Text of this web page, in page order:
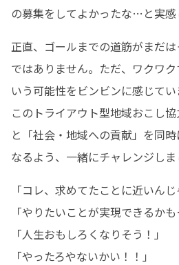
の募集をしてよかったな…と実感
正直、ゴールまでの道筋がまだ
ではありません。ただ、ワクワ
いう可能性をビンビンに感じてい
このトライアウト型地域おこし協
と「社会・地域への貢献」を同
なるよう、一緒にチャレンジしま
「コレ、求めてたことに近いんじ
「やりたいことが実現できるかも
「人生おもしろくなりそう！」
「やったろやないかい！！」